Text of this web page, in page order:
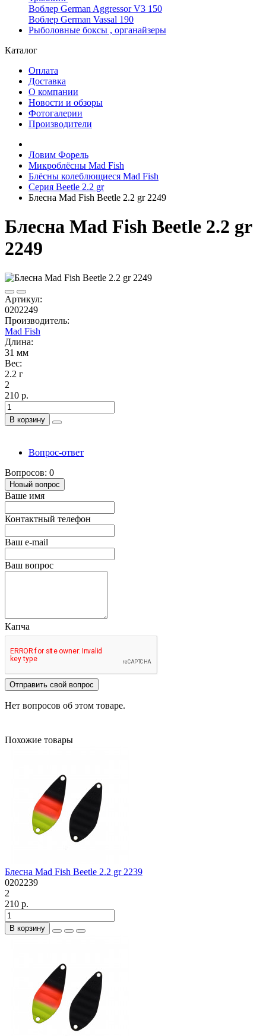
Воблер German Aggressor V3 150
Воблер German Vassal 190
Рыболовные боксы , органайзеры
Каталог
Оплата
Доставка
О компании
Новости и обзоры
Фотогалерии
Производители
Ловим Форель
Микроблёсны Mad Fish
Блёсны колеблющиеся Mad Fish
Серия Beetle 2.2 gr
Блесна Mad Fish Beetle 2.2 gr 2249
Блесна Mad Fish Beetle 2.2 gr
2249
Артикул:
0202249
Производитель:
Mad Fish
Длина:
31 мм
Вес:
2.2 г
2
210 р.
В корзину
Вопрос-ответ
Вопросов: 0
Новый вопрос
Ваше имя
Контактный телефон
Ваш e-mail
Ваш вопрос
Капча
Отправить свой вопрос
Нет вопросов об этом товаре.
Похожие товары
Блесна Mad Fish Beetle 2.2 gr 2239
0202239
2
210 р.
В корзину